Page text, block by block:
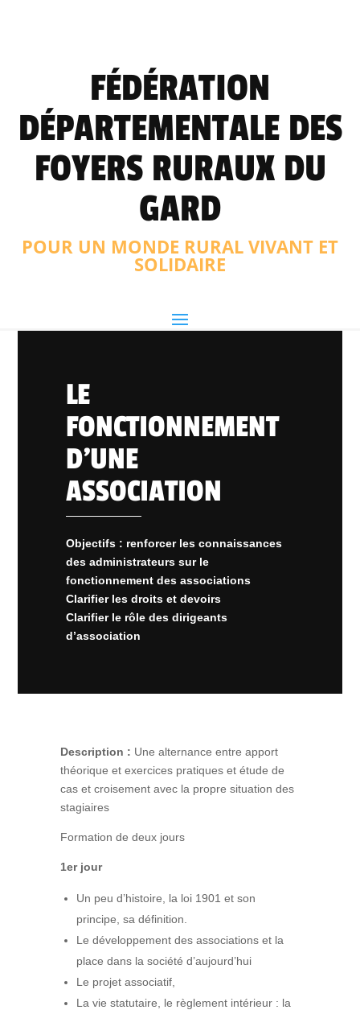
FÉDÉRATION
DÉPARTEMENTALE DES
FOYERS RURAUX DU
GARD
POUR UN MONDE RURAL VIVANT ET
SOLIDAIRE
LE
FONCTIONNEMENT
D’UNE
ASSOCIATION
Objectifs : renforcer les connaissances
des administrateurs sur le
fonctionnement des associations
Clarifier les droits et devoirs
Clarifier le rôle des dirigeants
d’association
Description : Une alternance entre apport
théorique et exercices pratiques et étude de
cas et croisement avec la propre situation des
stagiaires
Formation de deux jours
1er jour
Un peu d’histoire, la loi 1901 et son
principe, sa définition.
Le développement des associations et la
place dans la société d’aujourd’hui
Le projet associatif,
La vie statutaire, le règlement intérieur : la